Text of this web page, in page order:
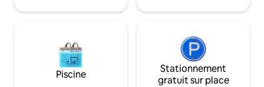
Réservez vos dates maintenant avant
acceptés !
Piscine
Stationnement
gratuit sur place